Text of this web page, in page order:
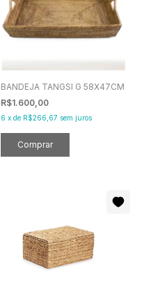
BANDEJA TANGSI G 58X47CM
R$1.600,00
6 x de R$266,67 sem juros